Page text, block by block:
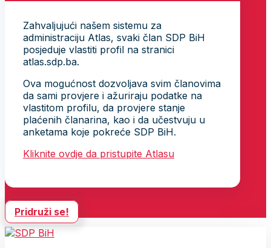
Zahvaljujući našem sistemu za
administraciju Atlas, svaki član SDP BiH
posjeduje vlastiti profil na stranici
atlas.sdp.ba.
Ova mogućnost dozvoljava svim članovima
da sami provjere i ažuriraju podatke na
vlastitom profilu, da provjere stanje
plaćenih članarina, kao i da učestvuju u
anketama koje pokreće SDP BiH.
Kliknite ovdje da pristupite Atlasu
Pridruži se!